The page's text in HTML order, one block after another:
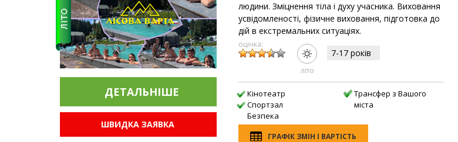
ДЕТАЛЬНIШЕ
ШВИДКА ЗАЯВКА
людини. Зміцнення тіла і духу учасника. Виховання
усвідомленості, фізичне виховання, підготовка до
дій в екстремальних ситуаціях.
оцінка:
лiто
7-17 рокiв
Кінотеатр
Спортзал
Безпека
Трансфер з Вашого
міста
ГРАФІК ЗМІН І ВАРТІСТЬ